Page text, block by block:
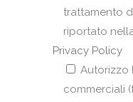
trattamento
riportato
Privacy Policy
Autorizzo
commerciali